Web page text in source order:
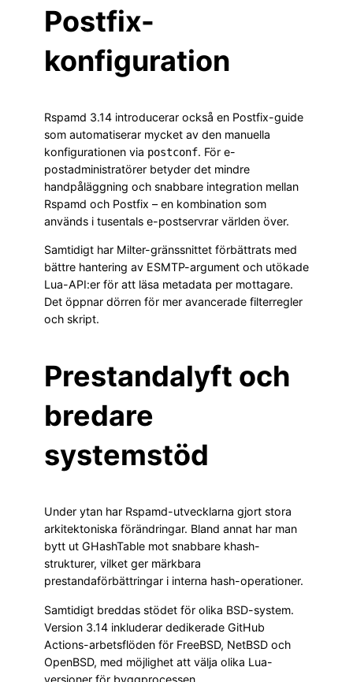
Postfix-
konfiguration
Rspamd 3.14 introducerar också en Postfix-guide
som automatiserar mycket av den manuella
konfigurationen via postconf. För e-
postadministratörer betyder det mindre
handpåläggning och snabbare integration mellan
Rspamd och Postfix – en kombination som
används i tusentals e-postservrar världen över.
Samtidigt har Milter-gränssnittet förbättrats med
bättre hantering av ESMTP-argument och utökade
Lua-API:er för att läsa metadata per mottagare.
Det öppnar dörren för mer avancerade filterregler
och skript.
Prestandalyft och
bredare
systemstöd
Under ytan har Rspamd-utvecklarna gjort stora
arkitektoniska förändringar. Bland annat har man
bytt ut GHashTable mot snabbare khash-
strukturer, vilket ger märkbara
prestandaförbättringar i interna hash-operationer.
Samtidigt breddas stödet för olika BSD-system.
Version 3.14 inkluderar dedikerade GitHub
Actions-arbetsflöden för FreeBSD, NetBSD och
OpenBSD, med möjlighet att välja olika Lua-
versioner för byggprocessen.